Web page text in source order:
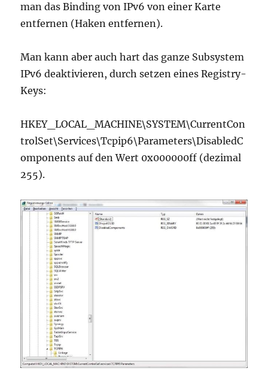
man das Binding von IPv6 von einer Karte
entfernen (Haken entfernen).
Man kann aber auch hart das ganze Subsystem
IPv6 deaktivieren, durch setzen eines Registry-
Keys:
HKEY_LOCAL_MACHINE\SYSTEM\CurrentCon
trolSet\Services\Tcpip6\Parameters\DisabledC
omponents auf den Wert 0x000000ff (dezimal
255).